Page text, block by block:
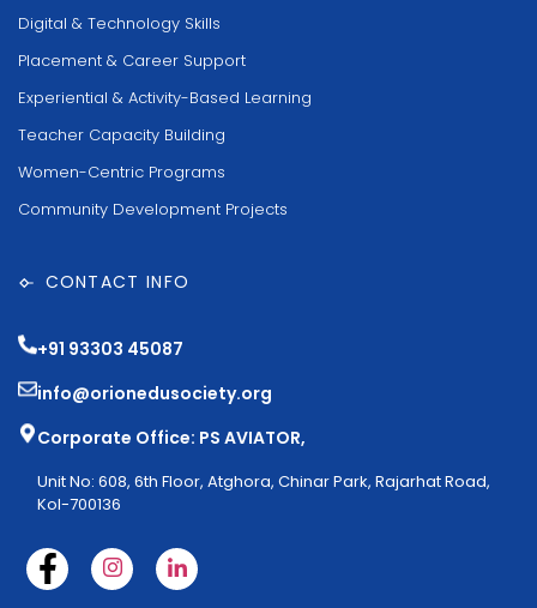
Digital & Technology Skills
Placement & Career Support
Experiential & Activity-Based Learning
Teacher Capacity Building
Women-Centric Programs
Community Development Projects
CONTACT INFO
+91 93303 45087
info@orionedusociety.org
Corporate Office: PS AVIATOR,
Unit No: 608, 6th Floor, Atghora, Chinar Park, Rajarhat Road,
Kol-700136